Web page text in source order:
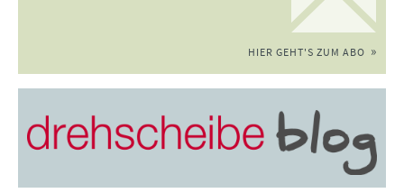
HIER GEHT'S ZUM ABO